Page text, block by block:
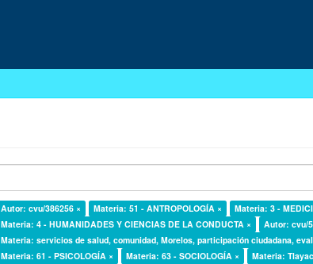
Autor: cvu/386256 × Materia: 51 - ANTROPOLOGÍA ×
Materia: 3 -
Materia: 4 - HUMANIDADES Y CIENCIAS DE LA CONDUCTA ×
Autor: cvu/
Materia: servicios de salud, comunidad, Morelos, participación ciudadana,
Materia: 61 - PSICOLOGÍA ×
Materia: 63 - SOCIOLOGÍA ×
Materia: